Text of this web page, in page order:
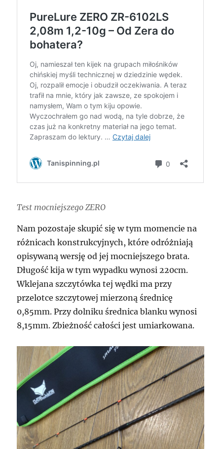
Test mocniejszego ZERO
Nam pozostaje skupić się w tym momencie na
różnicach konstrukcyjnych, które odróżniają
opisywaną wersję od jej mocniejszego brata.
Długość kija w tym wypadku wynosi 220cm.
Wklejana szczytówka tej wędki ma przy
przelotce szczytowej mierzoną średnicę
0,85mm. Przy dolniku średnica blanku wynosi
8,15mm. Zbieżność całości jest umiarkowana.